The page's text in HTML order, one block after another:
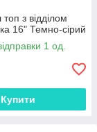
з відділом
16" Темно-сірий
1 од.
Купити